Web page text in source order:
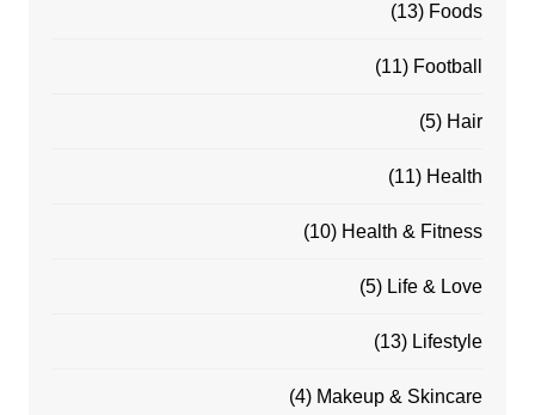
Foods
(13)
Football
(11)
Hair
(5)
Health
(11)
Health & Fitness
(10)
Life & Love
(5)
Lifestyle
(13)
Makeup & Skincare
(4)